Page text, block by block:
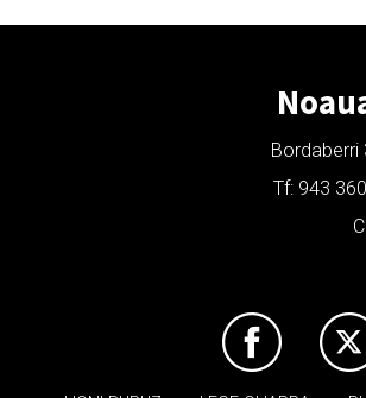
Bordaberri
Tf: 943